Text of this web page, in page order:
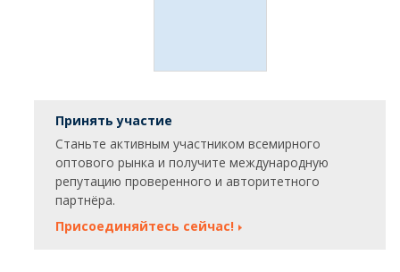
Принять участие
Станьте активным участником всемирного
оптового рынка и получите международную
репутацию проверенного и авторитетного
партнёра.
Присоединяйтесь сейчас!